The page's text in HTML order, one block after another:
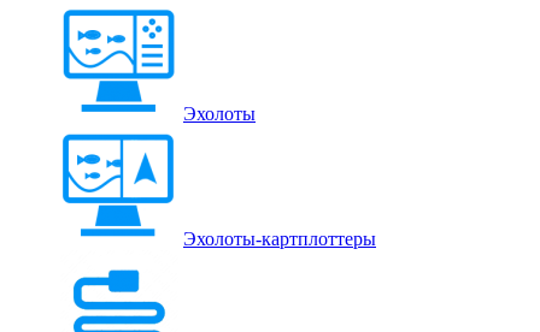
Эхолоты
Эхолоты-картплоттеры